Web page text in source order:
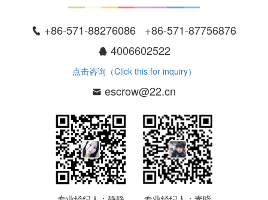
+86-571-88276086 +86-571-87756876
4006602522
点击咨询（Click this for inquiry）
escrow@22.cn